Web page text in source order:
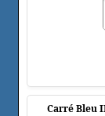
Carré Bleu